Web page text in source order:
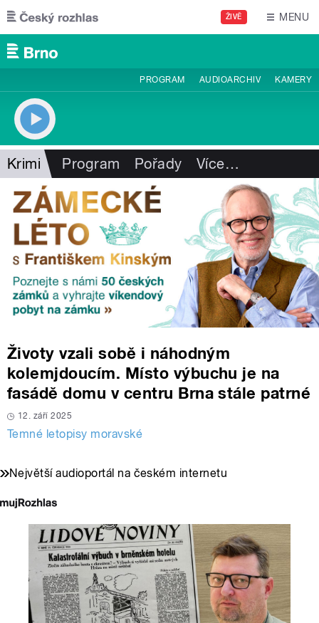
Přejít k hlavnímu obsahu
ŽIVĚ MENU
PROGRAM AUDIOARCHIV KAMERY
Krimi Program Pořady Více…
Životy vzali sobě i náhodným
kolemjdoucím. Místo výbuchu je na
fasádě domu v centru Brna stále patrné
12. září 2025
Temné letopisy moravské
Největší audioportál na českém internetu